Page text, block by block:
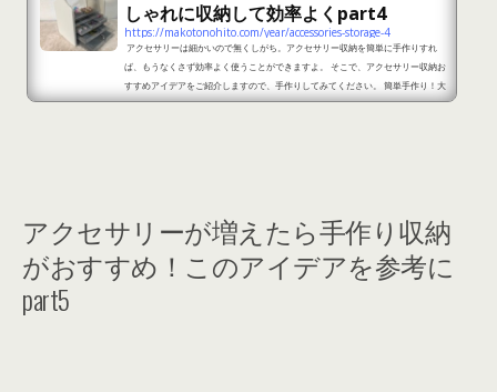
しゃれに収納して効率よくpart4
https://makotonohito.com/year/accessories-storage-4
アクセサリーは細かいので無くしがち。アクセサリー収納を簡単に手作りすれ
ば、もうなくさず効率よく使うことができますよ。 そこで、アクセサリー収納お
すすめアイデアをご紹介しますので、手作りしてみてください。 簡単手作り！大
好きなアクセサリーをおしゃれに収納して効率よくpart1 出典：https://cutylo
アクセサリーが増えたら手作り収納
がおすすめ！このアイデアを参考に
part5